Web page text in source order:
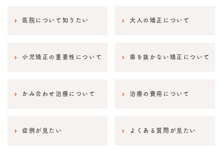
医院について知りたい 大人の矯正について
小児矯正の重要性について 歯を抜かない矯正について
かみ合わせ治療について 治療の費用について
症例が見たい よくある質問が見たい